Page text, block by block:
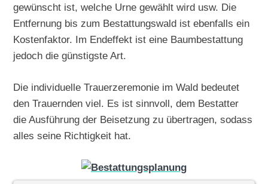
gewünscht ist, welche Urne gewählt wird usw. Die
Entfernung bis zum Bestattungswald ist ebenfalls ein
Kostenfaktor. Im Endeffekt ist eine Baumbestattung
jedoch die günstigste Art.
Die individuelle Trauerzeremonie im Wald bedeutet
den Trauernden viel. Es ist sinnvoll, dem Bestatter
die Ausführung der Beisetzung zu übertragen, sodass
alles seine Richtigkeit hat.